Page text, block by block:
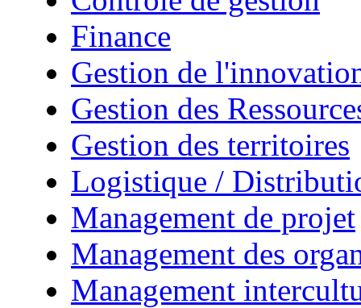
Finance
Gestion de
Gestion des
Gestion des territoires
Logistique /
Management de projet
Management des
Management